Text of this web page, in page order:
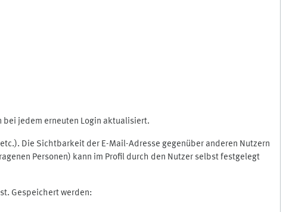
bei jedem erneuten Login aktualisiert.
Die Sichtbarkeit der E-Mail-Adresse gegenüber anderen Nutzern
Personen) kann im Profil durch den Nutzer selbst festgelegt
Gespeichert werden: